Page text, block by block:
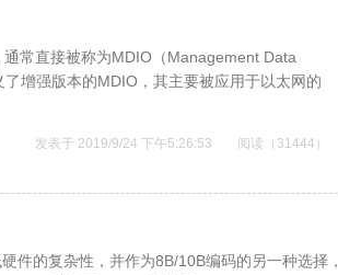
常直接被称为MDIO（Management Data
增强版本的MDIO，其主要被应用于以太网的
发表于 2019/9/24 下午5:26:53 阅读（31444）
件的复杂性，并作为8B/10B编码的另一种选择，